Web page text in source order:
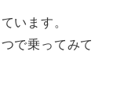
います。
で乗ってみて